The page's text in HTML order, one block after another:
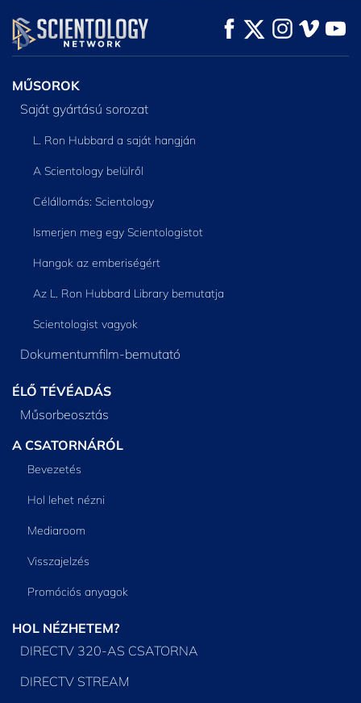
MŰSORNÉZÉS MŰSORNÉZÉS
A SOROZAT
RÉSZEI
MŰSOROK
Saját gyártású sorozat
L. Ron Hubbard a saját hangján
A Scientology belülről
Célállomás: Scientology
Ismerjen meg egy Scientologistot
Hangok az emberiségért
Az L. Ron Hubbard Library bemutatja
Scientologist vagyok
Dokumentumfilm-bemutató
ÉLŐ TÉVÉADÁS
Műsorbeosztás
A CSATORNÁRÓL
Bevezetés
Hol lehet nézni
Mediaroom
Visszajelzés
Promóciós anyagok
HOL NÉZHETEM?
DIRECTV 320-AS CSATORNA
DIRECTV STREAM